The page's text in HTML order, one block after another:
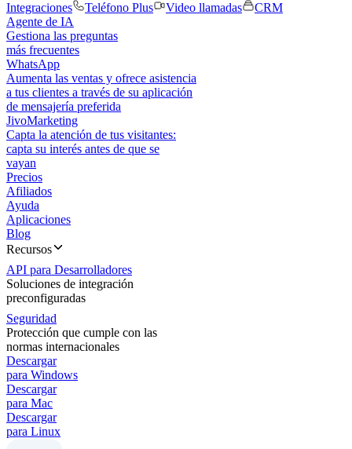
Integraciones
Teléfono Plus Video llamadas
CRM
Agente de IA
Gestiona las preguntas
más frecuentes
WhatsApp
Aumenta las ventas y ofrece asistencia
a tus clientes a través de su aplicación
de mensajería preferida
JivoMarketing
Capta la atención de tus visitantes:
capta su interés antes de que se
vayan
Precios
Afiliados
Ayuda
Aplicaciones
Blog
Recursos
API para Desarrolladores
Soluciones de integración
preconfiguradas
Seguridad
Protección que cumple con las
normas internacionales
Descargar
para Windows
Descargar
para Mac
Descargar
para Linux